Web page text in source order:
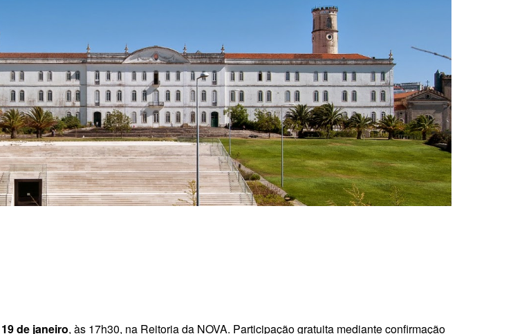
19 de janeiro, às 17h30, na Reitoria da NOVA. Participação gratuita mediante confirmação